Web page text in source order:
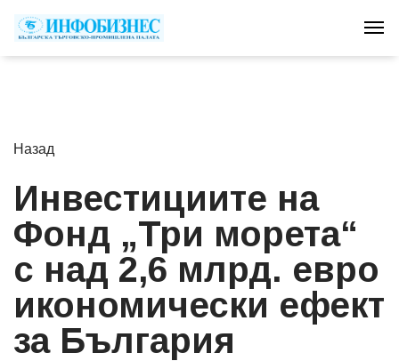
Назад
Инвестициите на
Фонд „Три морета“
с над 2,6 млрд. евро
икономически ефект
за България